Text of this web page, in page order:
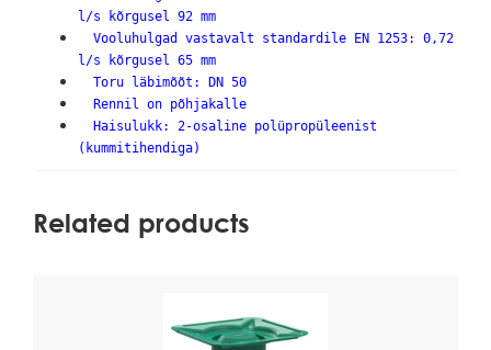
l/s kõrgusel 92 mm
Vooluhulgad vastavalt standardile EN 1253: 0,72
l/s kõrgusel 65 mm
Toru läbimõõt: DN 50
Rennil on põhjakalle
Haisulukk: 2-osaline polüpropüleenist
(kummitihendiga)
Related products